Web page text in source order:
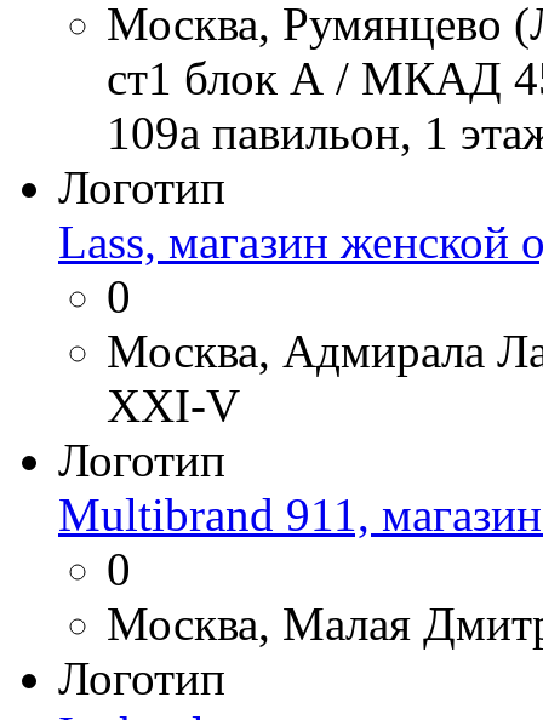
Москва, Румянцево
ст1 блок А / МКАД
109а павильон, 1
Логотип
Lass, магазин женской
0
Москва, Адмирала
XXI-V
Логотип
Multibrand 911,
0
Москва, Малая
Логотип